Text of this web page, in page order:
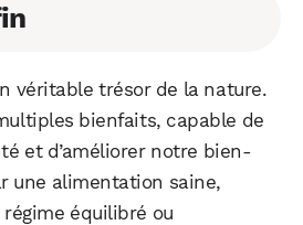
véritable trésor de la nature.
bienfaits, capable de
et d’améliorer notre bien-
une alimentation saine,
régime équilibré ou